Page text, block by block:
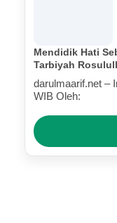
Mendidik Hati
Tarbiyah
Terluka (Bagian III)
darulmaarif.net –
WIB Oleh: